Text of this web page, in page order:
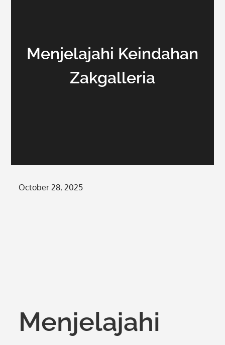
Menjelajahi Keindahan
Zakgalleria
Posted
October 28, 2025
Menjelajahi